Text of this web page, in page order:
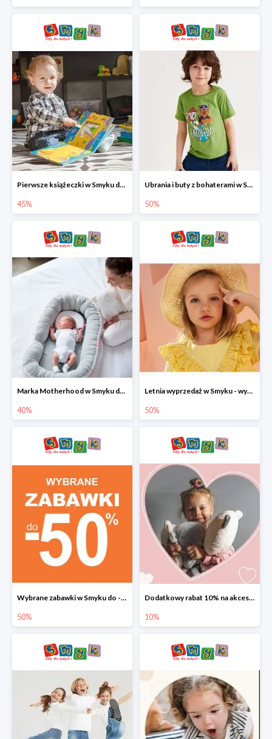
Pierwsze książeczki w Smyku do -45%
45%
Ubrania i buty z bohaterami w Smyku do -50%
50%
Marka Motherhood w Smyku do -40%
40%
Letnia wyprzedaż w Smyku - wybrane ubrania i buty do -50%
50%
Wybrane zabawki w Smyku do -50%
50%
Dodatkowy rabat 10% na akcesoria dziecięce
10%